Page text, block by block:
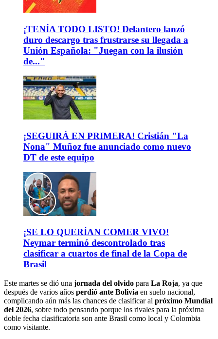
¡TENÍA TODO LISTO! Delantero lanzó
duro descargo tras frustrarse su llegada a
Unión Española: "Juegan con la ilusión
de..."
¡SEGUIRÁ EN PRIMERA! Cristián "La
Nona" Muñoz fue anunciado como nuevo
DT de este equipo
¡SE LO QUERÍAN COMER VIVO!
Neymar terminó descontrolado tras
clasificar a cuartos de final de la Copa de
Brasil
Este martes se dió una jornada del olvido para La Roja, ya que
después de varios años perdió ante Bolivia en suelo nacional,
complicando aún más las chances de clasificar al próximo Mundial
del 2026, sobre todo pensando porque los rivales para la próxima
doble fecha clasificatoria son ante Brasil como local y Colombia
como visitante.